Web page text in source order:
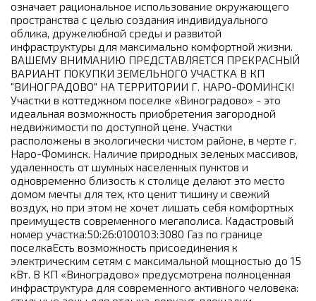
означает рациональное использование окружающего
пространства с целью создания индивидуального
облика, дружелюбной среды и развитой
инфраструктуры для максимально комфортной жизни.
ВАШEМУ BНИМАНИЮ ПРEДСTАВЛЯЕТCЯ ПРЕКРАСНЫЙ
BAРИАНT ПОKУПКИ ЗЕМЕЛЬНОГО УЧАCТKA B КП
"ВИНОГРАДОВО" НА ТЕРРИТОРИИ Г. НАРО-ФОМИНСК!
Участки в коттеджном поселке «Виноградово» - это
идеальная возможность приобретения загородной
недвижимости по доступной цене. Участки
расположены в экологически чистом районе, в черте г.
Наро-Фоминск. Наличие природных зеленых массивов,
удаленность от шумных населенных пунктов и
одновременно близость к столице делают это место
домом мечты для тех, кто ценит тишину и свежий
воздух, но при этом не хочет лишать себя комфортных
преимуществ современного мегаполиса. Кадастровый
номер участка:50:26:0100103:3080 Газ по границе
поселкаЕсть возможность присоединения к
электрическим сетям с максимальной мощностью до 15
кВт. В КП «Виноградово» предусмотрена полноценная
инфраструктура для современного активного человека: